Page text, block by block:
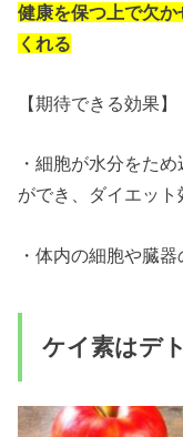
健康を保つ上で欠
くれる
【期待できる効果】
・細胞が水分をた
ができ、ダイエット
・体内の細胞や臓
ケイ素はデ